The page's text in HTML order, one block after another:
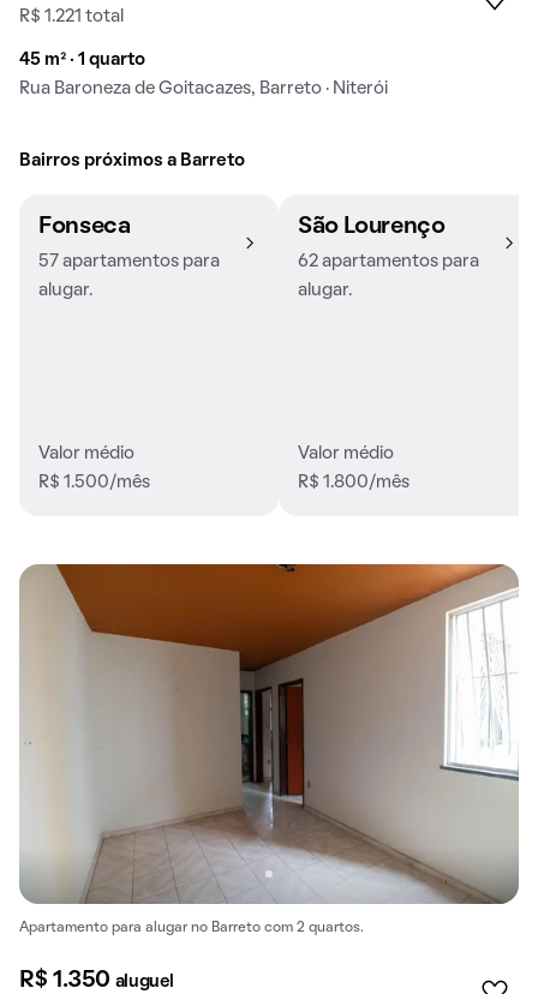
R$ 1.221 total
45 m² · 1 quarto
Rua Baroneza de Goitacazes, Barreto · Niterói
Bairros próximos a Barreto
Fonseca
57 apartamentos para
alugar.
Valor médio
R$ 1.500/mês
São Lourenço
62 apartamentos para
alugar.
Valor médio
R$ 1.800/mês
Apartamento para alugar no Barreto com 2 quartos.
R$ 1.350 aluguel